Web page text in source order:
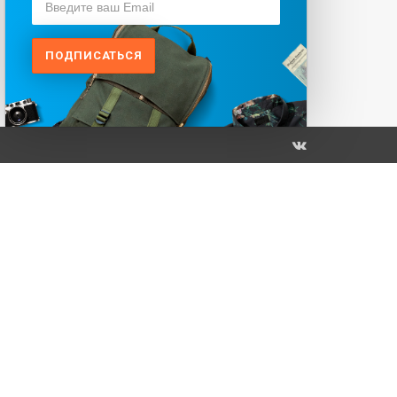
ПОДПИСАТЬСЯ